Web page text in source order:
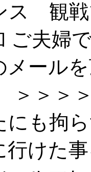
ス 観
ご夫婦
メール
＞＞＞
にも拘
行けた